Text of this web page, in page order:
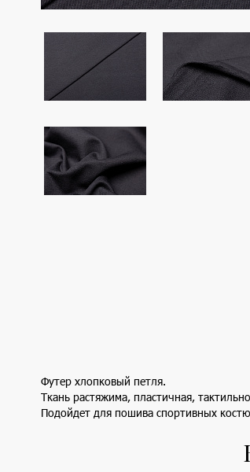
Футер хлопковый петля.
Ткань растяжима, пластичная,
Подойдет для пошива спортивных